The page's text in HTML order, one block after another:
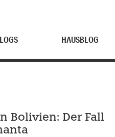
HAUSBLOG
Bolivien: Der Fall